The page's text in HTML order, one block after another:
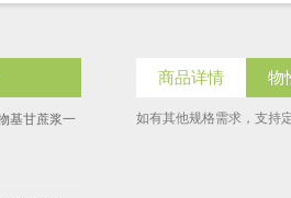
基甘蔗浆一
商品详情 物
如有其他规格需求，支持